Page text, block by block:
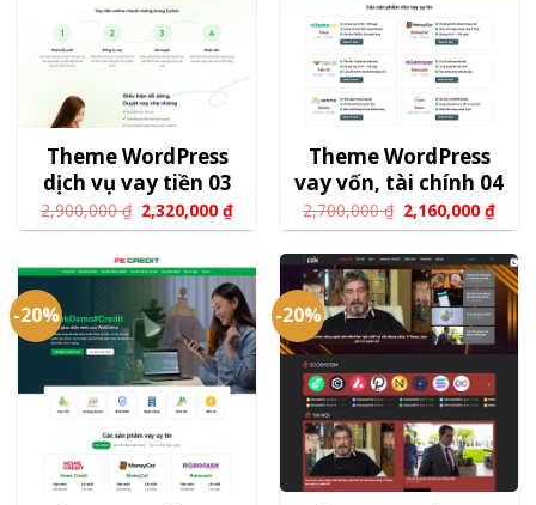
Theme WordPress
dịch vụ vay tiền 03
2,900,000₫ 2,320,000₫
Theme WordPress
vay vốn, tài chính 04
2,700,000₫ 2,160,000₫
-20% -20%